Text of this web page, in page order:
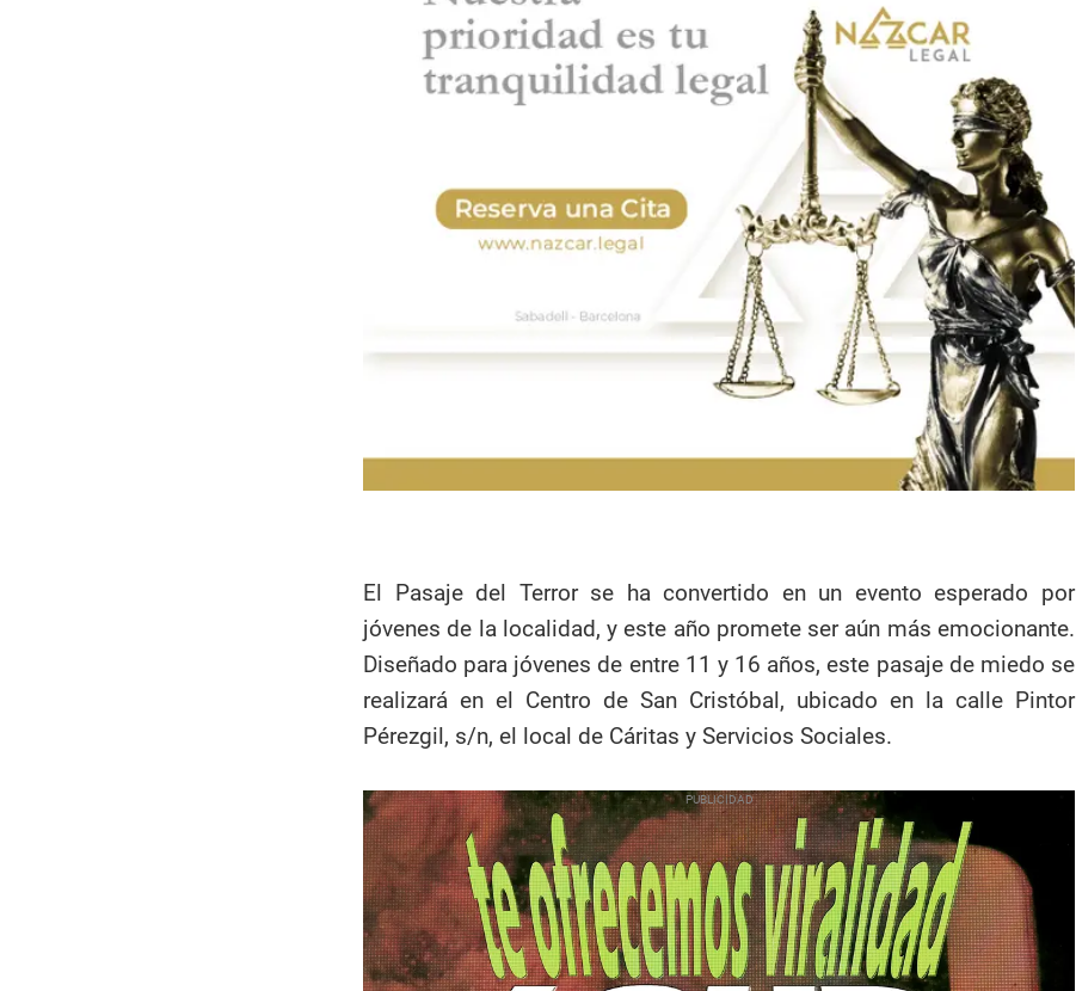
El Pasaje del Terror se ha convertido en un evento esperado por
jóvenes de la localidad, y este año promete ser aún más emocionante.
Diseñado para jóvenes de entre 11 y 16 años, este pasaje de miedo se
realizará en el Centro de San Cristóbal, ubicado en la calle Pintor
Pérezgil, s/n, el local de Cáritas y Servicios Sociales.